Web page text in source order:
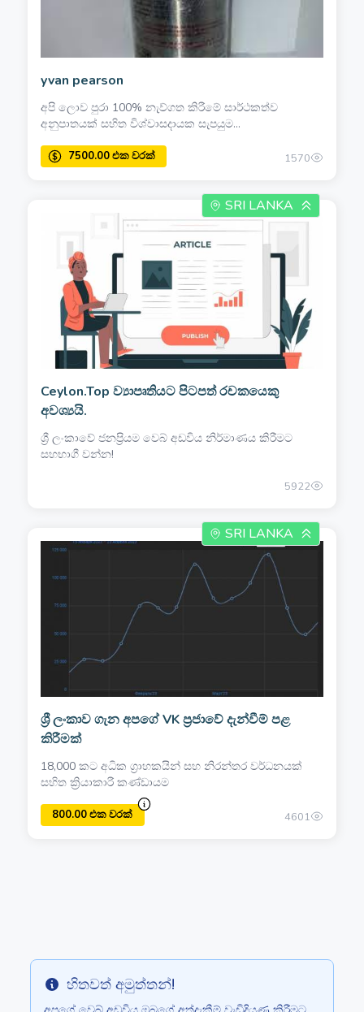
yvan pearson
අපි ලොව පුරා 100% නැව්ගත කිරීමේ සාර්ථකත්ව
අනුපාතයක් සහිත විශ්වාසදායක සැපයුම...
1570
SRI LANKA
Ceylon.Top ව්‍යාපෘතියට පිටපත් රචකයෙකු
අවශ්‍යයි.
ශ්‍රී ලංකාවේ ජනප්‍රියම වෙබ් අඩවිය නිර්මාණය කිරීමට
සහභාගී වන්න!
5922
SRI LANKA
ශ්‍රී ලංකාව ගැන අපගේ VK ප්‍රජාවේ දැන්වීම් පළ
කිරීමක්
18,000 කට අධික ග්‍රාහකයින් සහ නිරන්තර වර්ධනයක්
සහිත ක්‍රියාකාරී කණ්ඩායම
4601
Info හිතවත් අමුත්තන්!